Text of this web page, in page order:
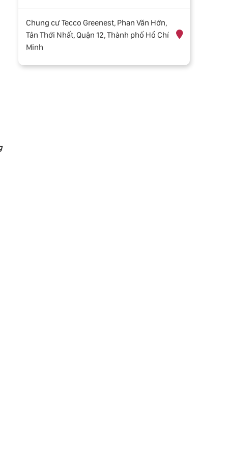
Chung cư Tecco Greenest, Phan Văn Hớn,
Tân Thới Nhất, Quận 12, Thành phố Hồ Chí
Minh